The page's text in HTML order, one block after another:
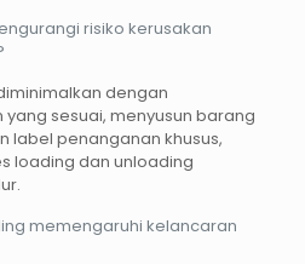
risiko kerusakan
dengan
sesuai, menyusun barang
label penanganan khusus,
loading dan unloading
memengaruhi kelancaran